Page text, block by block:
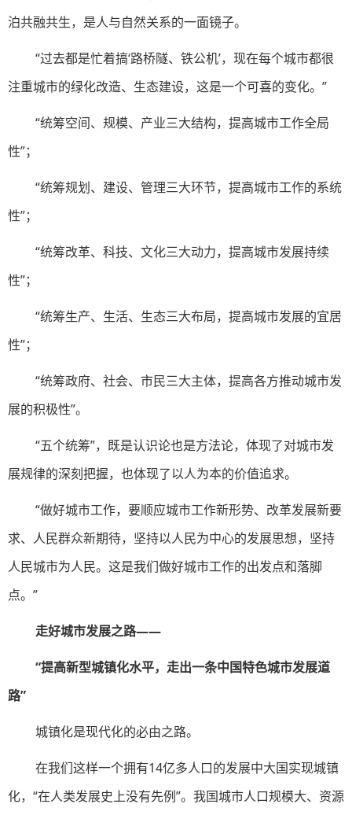
泊共融共生，是人与自然关系的一面镜子。
“过去都是忙着搞‘路桥隧、铁公机’，现在每个城市都很
注重城市的绿化改造、生态建设，这是一个可喜的变化。”
“统筹空间、规模、产业三大结构，提高城市工作全局
性”；
“统筹规划、建设、管理三大环节，提高城市工作的系统
性”；
“统筹改革、科技、文化三大动力，提高城市发展持续
性”；
“统筹生产、生活、生态三大布局，提高城市发展的宜居
性”；
“统筹政府、社会、市民三大主体，提高各方推动城市发
展的积极性”。
“五个统筹”，既是认识论也是方法论，体现了对城市发
展规律的深刻把握，也体现了以人为本的价值追求。
“做好城市工作，要顺应城市工作新形势、改革发展新要
求、人民群众新期待，坚持以人民为中心的发展思想，坚持
人民城市为人民。这是我们做好城市工作的出发点和落脚
点。”
走好城市发展之路——
“提高新型城镇化水平，走出一条中国特色城市发展道
路”
城镇化是现代化的必由之路。
在我们这样一个拥有14亿多人口的发展中大国实现城镇
化，“在人类发展史上没有先例”。我国城市人口规模大、资源